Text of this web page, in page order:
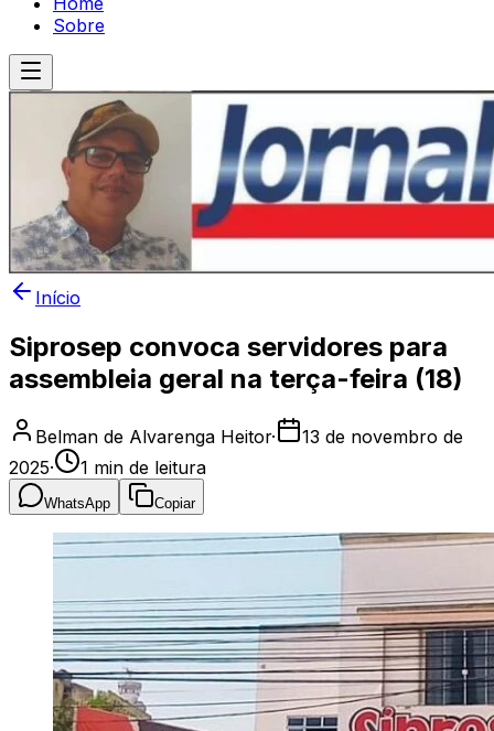
Sobre
Início
Siprosep convoca servidores para
assembleia geral na terça-feira (18)
Belman de Alvarenga Heitor·
13 de novembro de
2025· 1 min de leitura
WhatsApp Copiar